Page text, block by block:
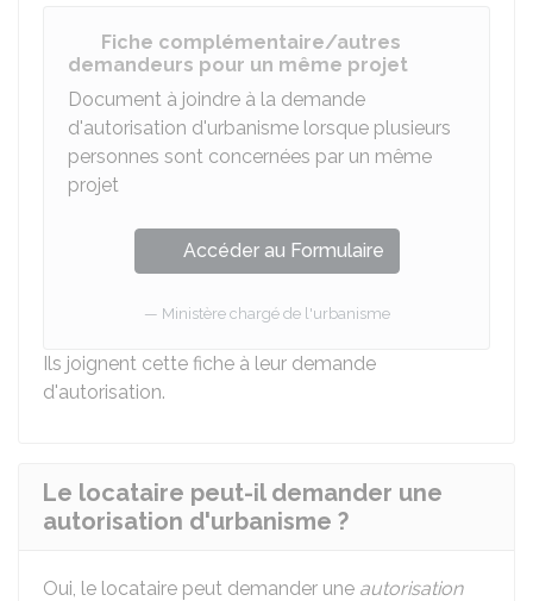
Fiche complémentaire/autres
demandeurs pour un même projet
Document à joindre à la demande
d'autorisation d'urbanisme lorsque plusieurs
personnes sont concernées par un même
projet
Accéder au Formulaire
Ministère chargé de l'urbanisme
Ils joignent cette fiche à leur demande
d'autorisation.
Le locataire peut-il demander une
autorisation d'urbanisme ?
Oui, le locataire peut demander une autorisation